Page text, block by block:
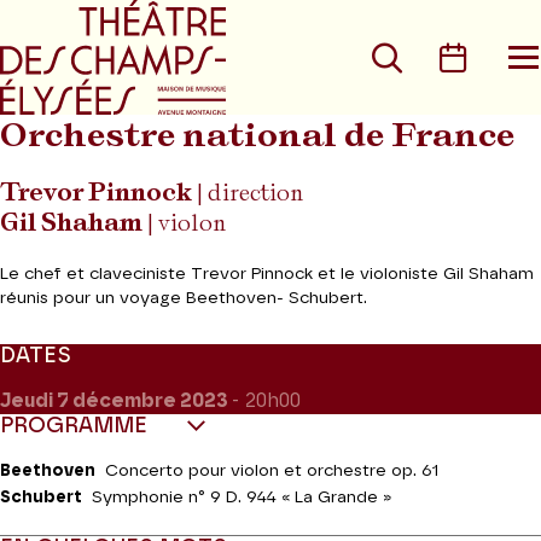
Aller au menu principal
Rechercher
Orchestre national de France
Trevor Pinnock | direction
Gil Shaham | violon
Le chef et claveciniste Trevor Pinnock et le violoniste Gil Shaham
réunis pour un voyage Beethoven- Schubert.
DATES
Jeudi 7 décembre 2023 - 20h00
PROGRAMME
Beethoven Concerto pour violon et orchestre op. 61
Schubert Symphonie n° 9 D. 944 « La Grande »